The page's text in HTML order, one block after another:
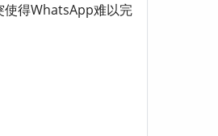
使得WhatsApp难以完